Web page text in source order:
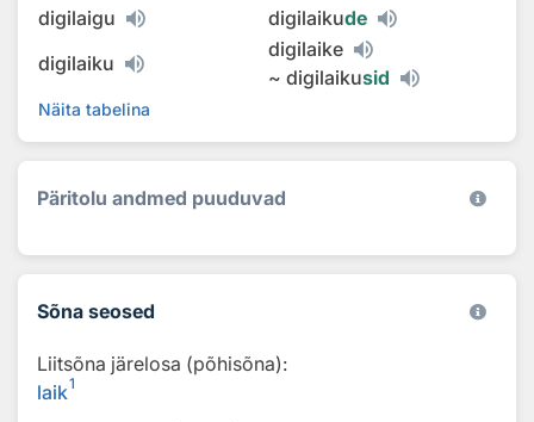
digilaigu
digilaikude
digilaiku
digilaike
~ digilaikusid
Näita tabelina
Päritolu andmed puuduvad
Sõna seosed
Liitsõna järelosa (põhisõna):
laik1